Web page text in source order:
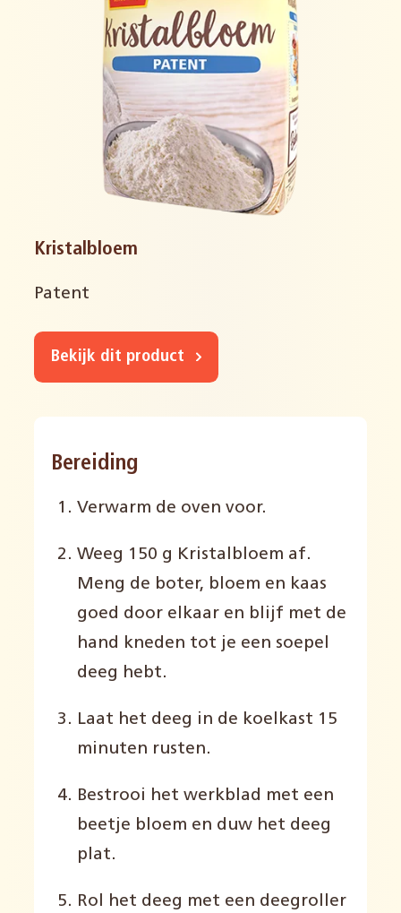
Kristalbloem
Patent
Bekijk dit product
Bereiding
Verwarm de oven voor.
Weeg 150 g Kristalbloem af.
Meng de boter, bloem en kaas
goed door elkaar en blijf met de
hand kneden tot je een soepel
deeg hebt.
Laat het deeg in de koelkast 15
minuten rusten.
Bestrooi het werkblad met een
beetje bloem en duw het deeg
plat.
Rol het deeg met een deegroller